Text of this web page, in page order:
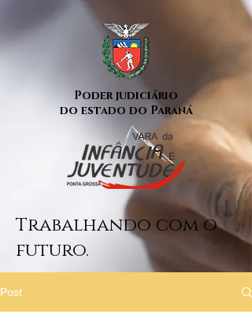
Poder judiciário
do estado do Paraná
Trabalhando com o
futuro.
Post